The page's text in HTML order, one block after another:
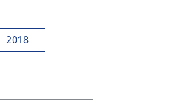
2018